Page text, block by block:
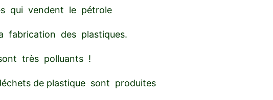
qui vendent le pétrole
fabrication des plastiques.
très polluants !
de plastique sont produites